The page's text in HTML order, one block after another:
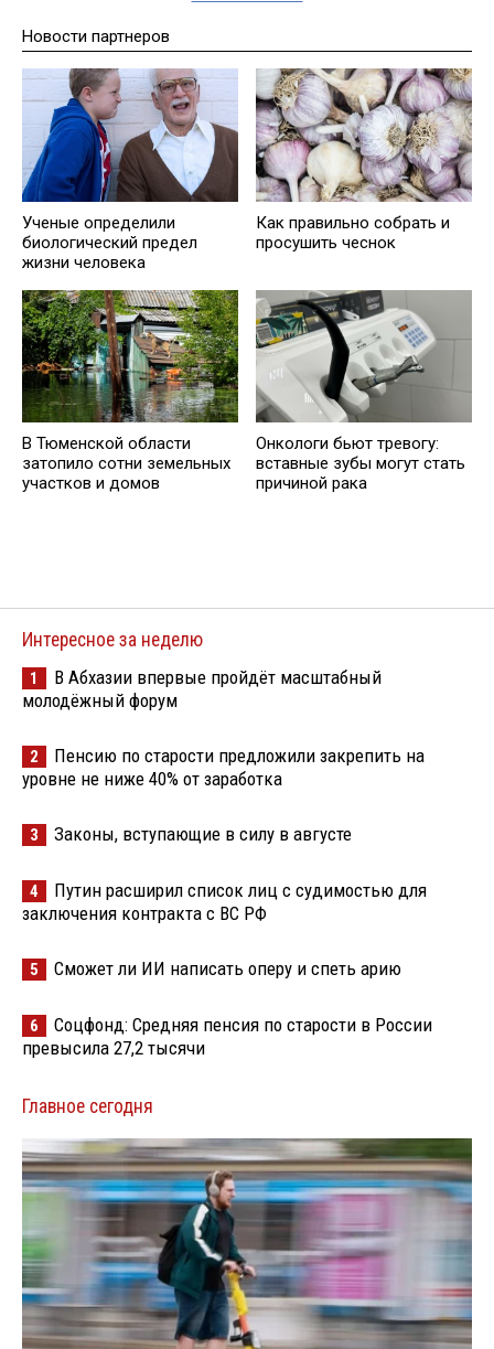
Новости партнеров
Ученые определили
биологический предел
жизни человека
Как правильно собрать и
просушить чеснок
В Тюменской области
затопило сотни земельных
участков и домов
Онкологи бьют тревогу:
вставные зубы могут стать
причиной рака
Интересное за неделю
1
В Абхазии впервые пройдёт масштабный
молодёжный форум
2
Пенсию по старости предложили закрепить на
уровне не ниже 40% от заработка
3 Законы, вступающие в силу в августе
4
Путин расширил список лиц с судимостью для
заключения контракта с ВС РФ
5 Сможет ли ИИ написать оперу и спеть арию
6
Соцфонд: Средняя пенсия по старости в России
превысила 27,2 тысячи
Главное сегодня